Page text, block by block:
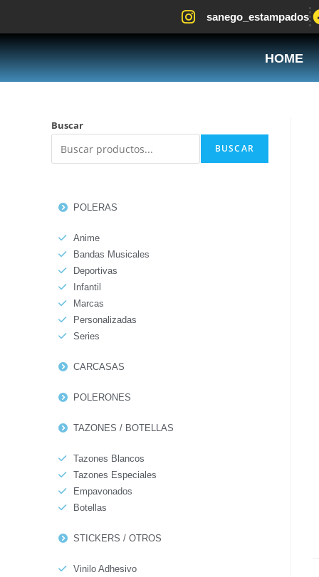
sanego_estampados
HOME
Buscar
BUSCAR
POLERAS
Anime
Bandas Musicales
Deportivas
Infantil
Marcas
Personalizadas
Series
CARCASAS
POLERONES
TAZONES / BOTELLAS
Tazones Blancos
Tazones Especiales
Empavonados
Botellas
STICKERS / OTROS
Vinilo Adhesivo